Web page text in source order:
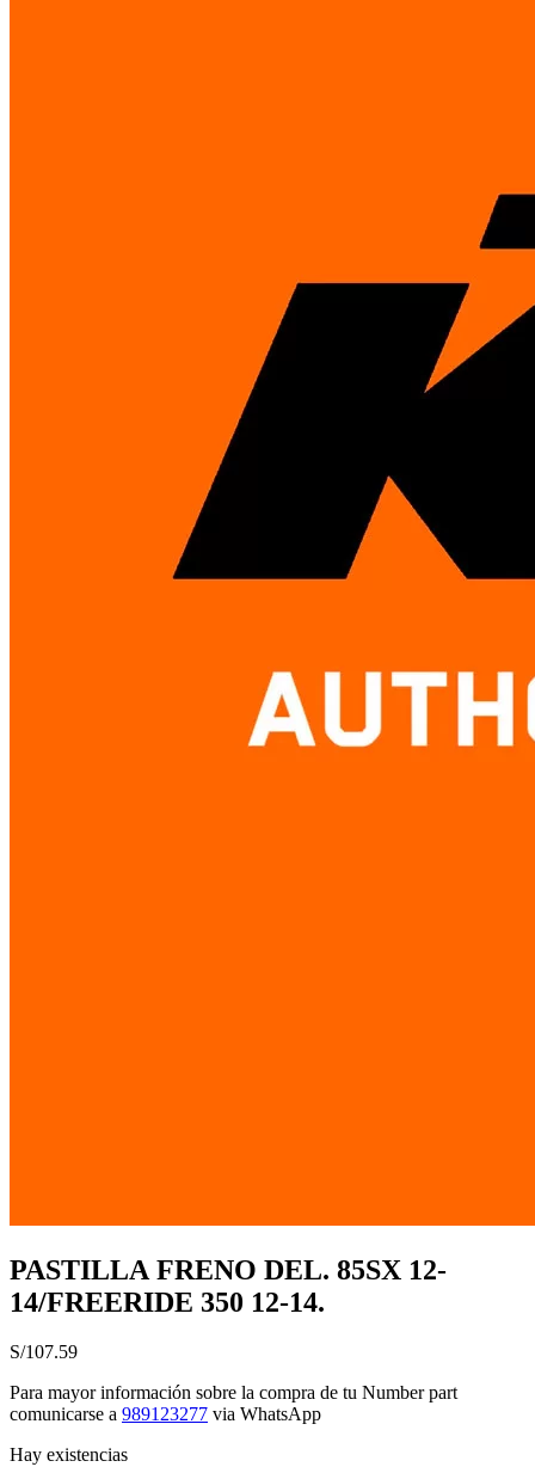
PASTILLA FRENO DEL. 85SX 12-
14/FREERIDE 350 12-14.
S/107.59
Para mayor información sobre la compra de tu Number part
comunicarse a 989123277 via WhatsApp
Hay existencias